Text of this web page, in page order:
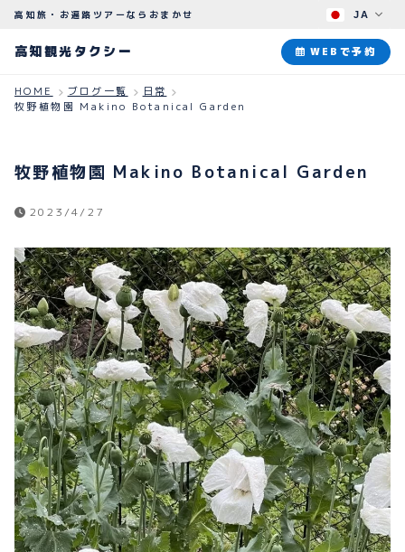
高知観光タクシー
ABOUT
PLAN
観光プラン
ご予約のながれ
BLOG
ブログ
よくある質問
プライバシーポリシー
お問い合わせ
JA
高知旅・お遍路ツアーならおまかせ
高知観光タクシー WEBで予約
HOME ブログ一覧
日常
牧野植物園 Makino Botanical Garden
牧野植物園 Makino Botanical Garden
2023/4/27